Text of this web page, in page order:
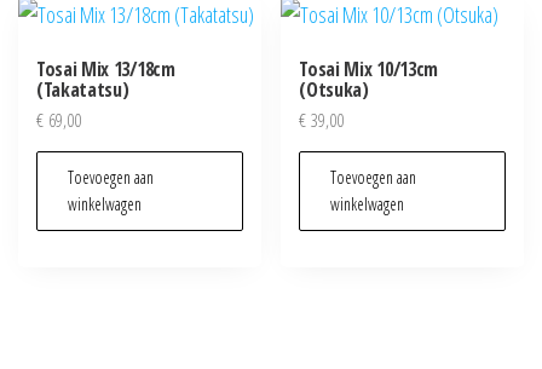
Tosai Mix 13/18cm
(Takatatsu)
€ 69,00
Toevoegen aan
winkelwagen
Tosai Mix 10/13cm
(Otsuka)
€39,00
Toevoegen aan
winkelwagen